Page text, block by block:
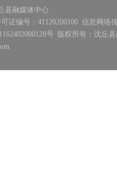
县融媒体中心
证编号：41120200100 信息网络
号 版权所有：沈丘